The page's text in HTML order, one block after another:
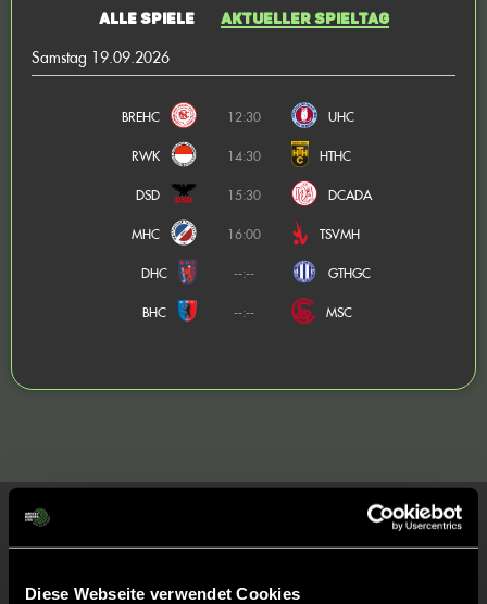
Diese Webseite verwendet Cookies
Alle Spiele Aktueller Spieltag
Samstag 19.09.2026
BREHC 12:30 UHC
RWK 14:30 HTHC
DSD 15:30 DCADA
MHC 16:00 TSVMH
DHC --:-- GTHGC
BHC --:-- MSC
Tabelle